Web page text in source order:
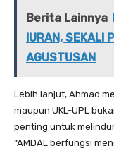
Berita Lainnya
IURAN, SEKALI
AGUSTUSAN
Lebih lanjut, Ahmad
maupun UKL-UPL
penting untuk
“AMDAL berfungsi